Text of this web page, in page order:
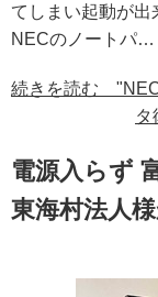
てしまい起動が出
NECのノートパ…
続きを読む "NEC
タ
電源入らず
東海村法人